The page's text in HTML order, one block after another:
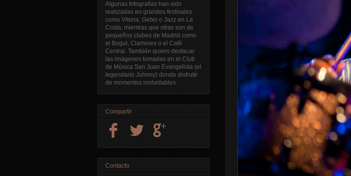
Algunas fotografías han sido
realizadas en grandes festivales
como Vitoria, Getxo o Jazz en La
Costa, mientras que otras son de
pequeños clubes de Madrid como
el Bogui, Clamores o el Café
Central. También quiero destacar
las imágenes tomadas en el Club
de Música San Juan Evangelista (el
legendario Johnny) donde disfruté
de momentos inolvidables.
Compartir
Contacto